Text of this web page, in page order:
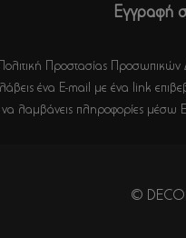
Εγγραφή
Προστασίας Προσωπικών
ένα E-mail με ένα link
λαμβάνεις πληροφορίες
©